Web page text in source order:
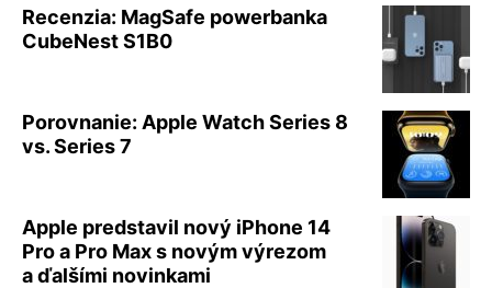
Recenzia: MagSafe powerbanka
CubeNest S1B0
Porovnanie: Apple Watch Series 8
vs. Series 7
Apple predstavil nový iPhone 14
Pro a Pro Max s novým výrezom
a ďalšími novinkami